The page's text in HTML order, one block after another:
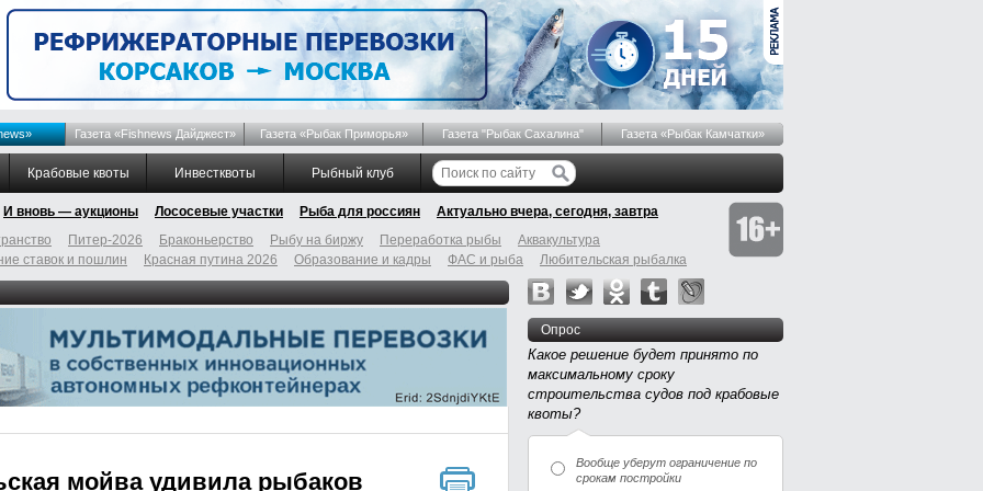
Газета «Fishnews Дайджест» Газета «Рыбак Приморья» Газета "Рыбак Сахалина" Газета «Рыбак Камчатки»
Крабовые квоты Инвестквоты Рыбный клуб
И вновь — аукционы Лососевые участки Рыба для россиян
Актуально вчера, сегодня, завтра
Питер-2026 Браконьерство Рыбу на биржу Переработка рыбы
Аквакультура
ставок и пошлин Красная путина 2026 Образование и кадры ФАС и рыба Любительская рыбалка
мойва удивила рыбаков
Опрос
Какое решение будет принято по
максимальному сроку
строительства судов под крабовые
квоты?
Вообще уберут ограничение по
срокам постройки